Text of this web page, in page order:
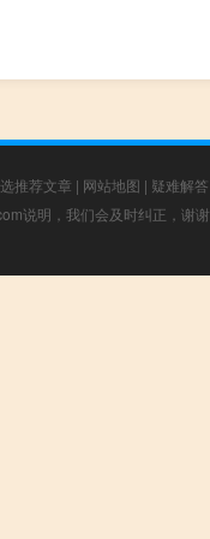
推荐文章 | 网站地图 | 疑难解答
说明，我们会及时纠正，谢谢